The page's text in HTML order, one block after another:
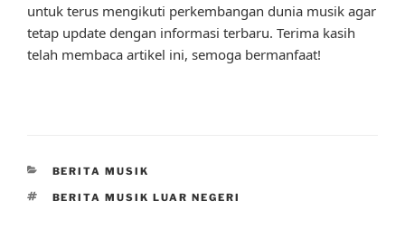
untuk terus mengikuti perkembangan dunia musik agar
tetap update dengan informasi terbaru. Terima kasih
telah membaca artikel ini, semoga bermanfaat!
CATEGORIES
BERITA MUSIK
TAGS
BERITA MUSIK LUAR NEGERI